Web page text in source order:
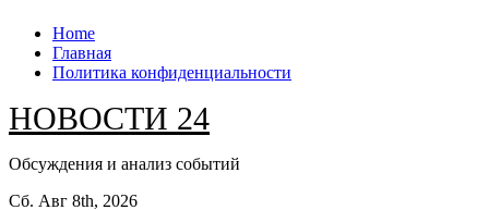
Перейти
содержанию
Home
Главная
Политика конфиденциальности
НОВОСТИ 24
Обсуждения и анализ событий
Сб. Авг 8th, 2026